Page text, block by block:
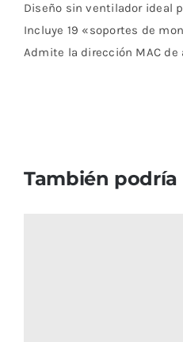
Diseño sin ventilador ideal
Incluye 19 «soportes de
Admite la dirección MAC
También